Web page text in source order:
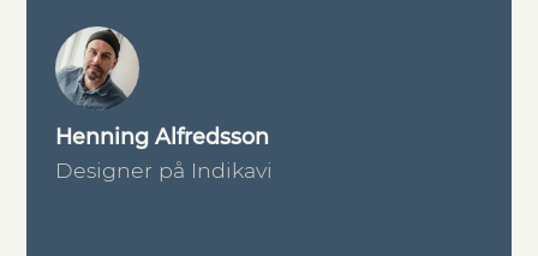
Henning Alfredsson
Designer på Indikavi